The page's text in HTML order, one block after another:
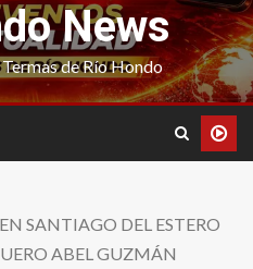
News
de Río Hondo
SANTIAGO DEL ESTERO
ABEL GUZMÁN